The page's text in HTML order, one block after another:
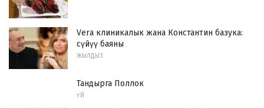
Vera клиникалык жана Константин базука:
сүйүү баяны
ЖЫЛДЫЗ
Тандырга Поллок
ҮЙ